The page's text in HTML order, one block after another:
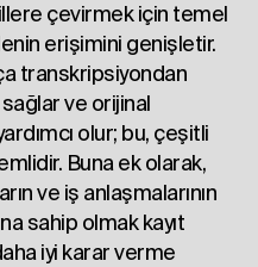
çevirmek için temel
erişimini genişletir.
transkripsiyondan
ve orijinal
olur; bu, çeşitli
Buna ek olarak,
ve iş anlaşmalarının
sahip olmak kayıt
iyi karar verme